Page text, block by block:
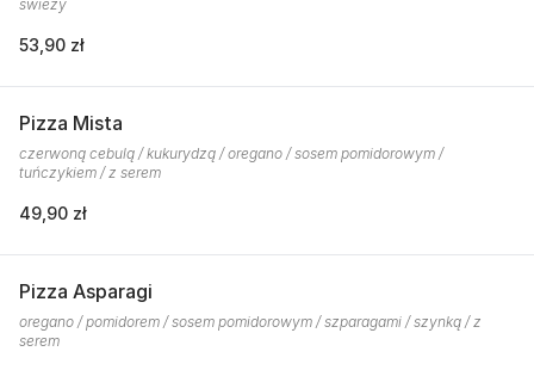
świeży
53,90 zł
Pizza Mista
czerwoną cebulą / kukurydzą / oregano / sosem pomidorowym /
tuńczykiem / z serem
49,90 zł
Pizza Asparagi
oregano / pomidorem / sosem pomidorowym / szparagami / szynką / z
serem